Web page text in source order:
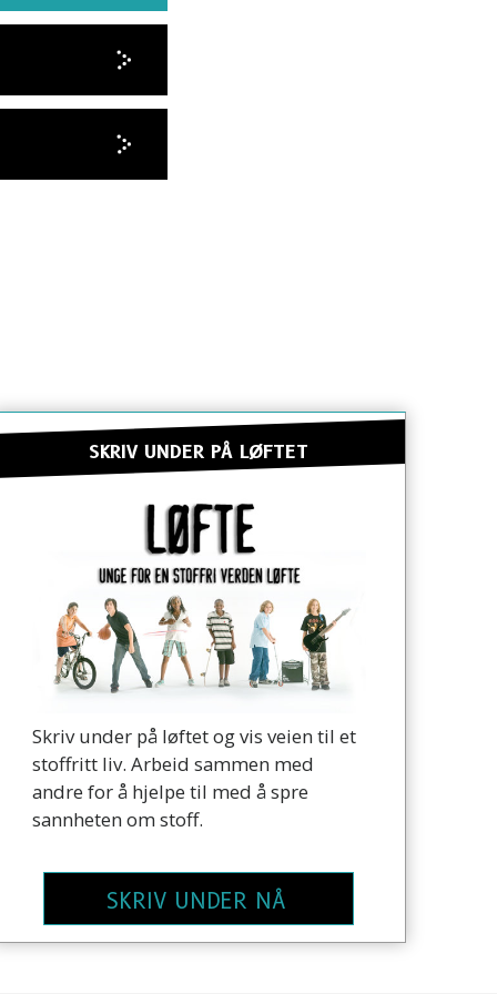
SKRIV UNDER PÅ LØFTET
Skriv under på løftet og vis veien til et
stoffritt liv. Arbeid sammen med
andre for å hjelpe til med å spre
sannheten om stoff.
SKRIV UNDER NÅ